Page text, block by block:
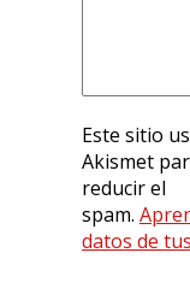
Este sitio
Akismet
reducir el
spam.
datos de